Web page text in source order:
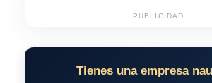
PUBLICIDAD
Tienes una empresa